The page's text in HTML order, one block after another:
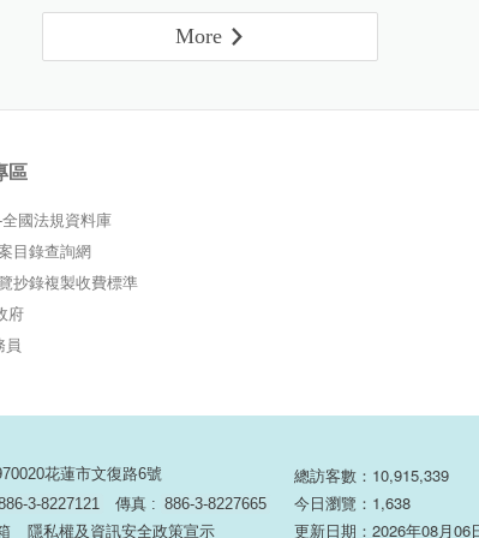
More
區
國法規資料庫
目錄查詢網
抄錄複製收費標準
府
員
花蓮市文復路6號
3-8227121 傳真 : 886-3-8227665
隱私權及資訊安全政策宣示
總訪客數：10,915,339
今日瀏覽：1,638
更新日期：2026年08月06